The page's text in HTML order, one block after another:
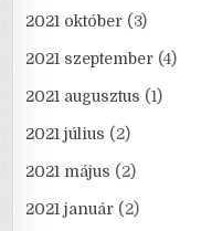
2021 október (3)
2021 szeptember (4)
2021 augusztus (1)
2021 július (2)
2021 május (2)
2021 január (2)